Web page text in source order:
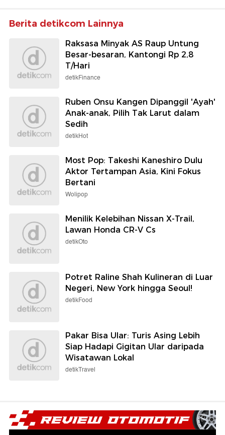
Berita detikcom Lainnya
Raksasa Minyak AS Raup Untung
Besar-besaran, Kantongi Rp 2,8
T/Hari
detikFinance
Ruben Onsu Kangen Dipanggil 'Ayah'
Anak-anak, Pilih Tak Larut dalam
Sedih
detikHot
Most Pop: Takeshi Kaneshiro Dulu
Aktor Tertampan Asia, Kini Fokus
Bertani
Wolipop
Menilik Kelebihan Nissan X-Trail,
Lawan Honda CR-V Cs
detikOto
Potret Raline Shah Kulineran di Luar
Negeri, New York hingga Seoul!
detikFood
Pakar Bisa Ular: Turis Asing Lebih
Siap Hadapi Gigitan Ular daripada
Wisatawan Lokal
detikTravel